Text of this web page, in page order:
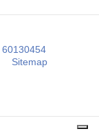
60130454
Sitemap